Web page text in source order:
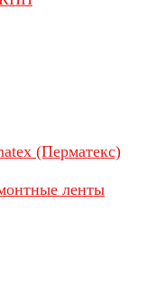
(Перматекс)
ленты